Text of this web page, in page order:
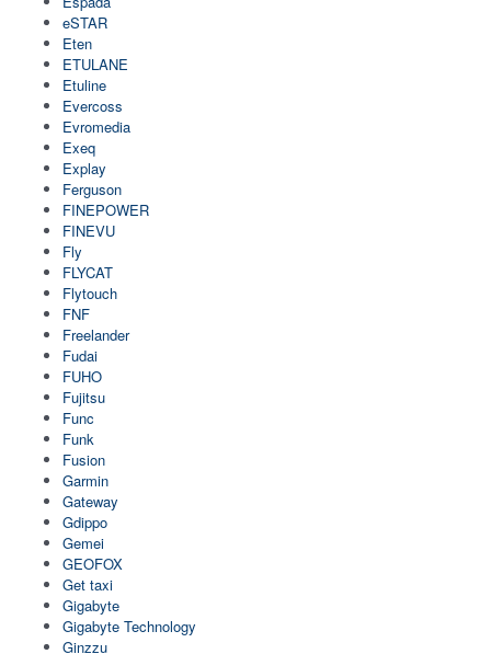
eSTAR
Eten
ETULANE
Etuline
Evercoss
Evromedia
Exeq
Explay
Ferguson
FINEPOWER
FINEVU
Fly
FLYCAT
Flytouch
FNF
Freelander
Fudai
FUHO
Fujitsu
Func
Funk
Fusion
Garmin
Gateway
Gdippo
Gemei
GEOFOX
Get taxi
Gigabyte
Gigabyte Technology
Ginzzu